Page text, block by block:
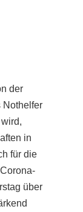
der
Nothelfer
in
für die
über